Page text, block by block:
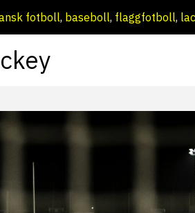
fotboll, baseboll, flaggfotboll,